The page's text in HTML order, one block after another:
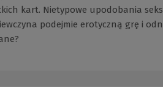
kart. Nietypowe upodobania
podejmie erotyczną grę i